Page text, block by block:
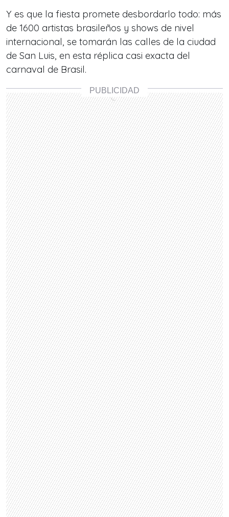
Y es que la fiesta promete desbordarlo todo: más
de 1600 artistas brasileños y shows de nivel
internacional, se tomarán las calles de la ciudad
de San Luis, en esta réplica casi exacta del
carnaval de Brasil.